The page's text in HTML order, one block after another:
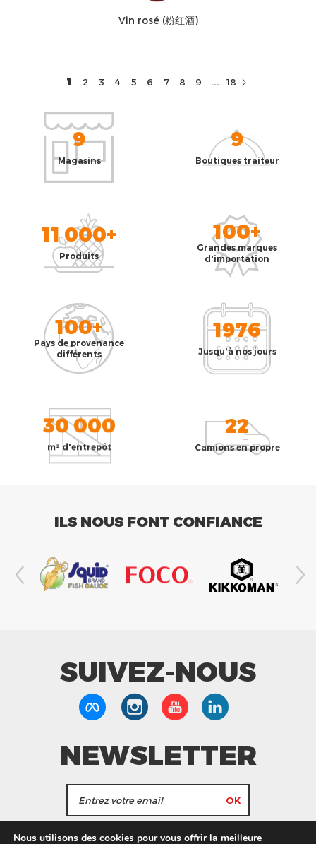
Vin rosé (粉红酒)
1 2 3 4 5 6 7 8 9 ... 18
9
Magasins
9
Boutiques traiteur
11 000+
Produits
100+
Grandes marques
d'importation
100+
Pays de provenance
différents
1976
Jusqu'à nos jours
30 000
m² d'entrepôt
22
Camions en propre
ILS NOUS FONT CONFIANCE
SUIVEZ-NOUS
NEWSLETTER
J'accepte de recevoir les actualités et les
Nous utilisons des cookies pour vous offrir la meilleure